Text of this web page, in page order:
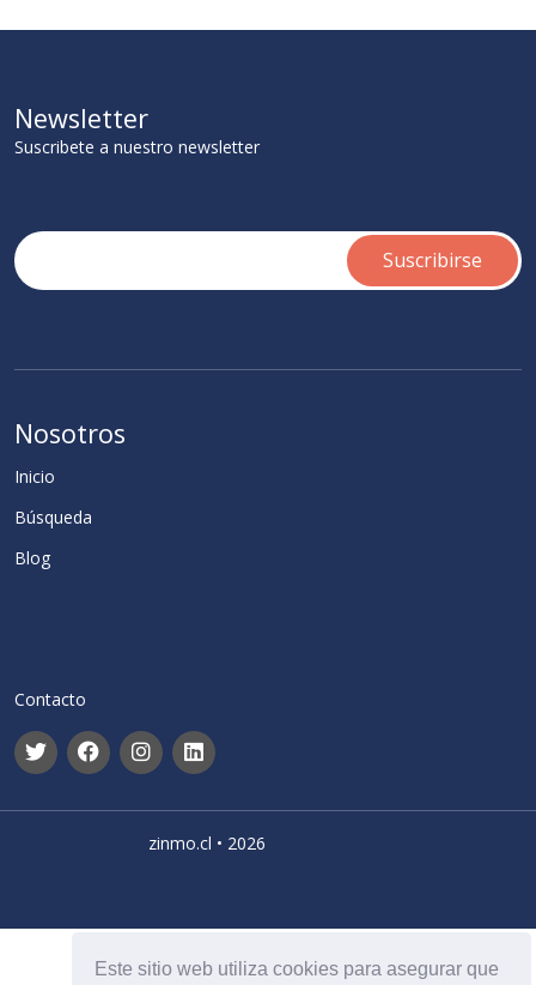
Este sitio web utiliza cookies para asegurar que
Newsletter
Suscribete a nuestro newsletter
Nosotros
Inicio
Búsqueda
Blog
Contacto
zinmo.cl • 2026